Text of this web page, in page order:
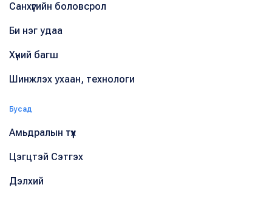
Санхүүгийн боловсрол
Би нэг удаа
Хүний багш
Шинжлэх ухаан, технологи
Бусад
Амьдралын түүх
Цэгцтэй Сэтгэх
Дэлхий